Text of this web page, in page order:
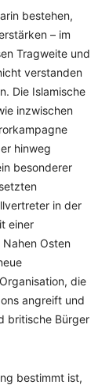
bestehen,
– im
Tragweite und
verstanden
Die Islamische
inzwischen
hinweg
besonderer
in der
einer
Osten
die
angreift und
britische Bürger
bestimmt ist,